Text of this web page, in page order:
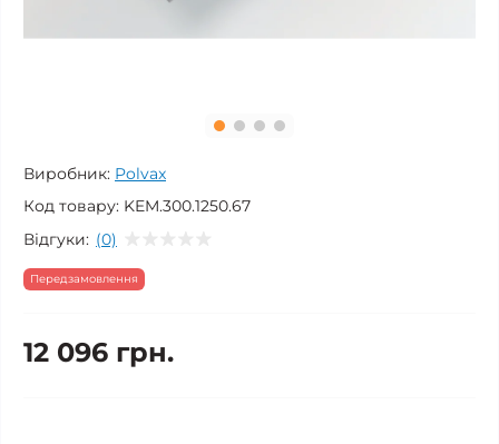
Виробник: Polvax
Код товару: KEM.300.1250.67
Відгуки: (0)
Передзамовлення
12 096 грн.